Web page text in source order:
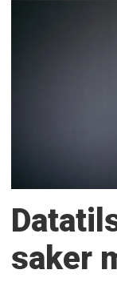
saker